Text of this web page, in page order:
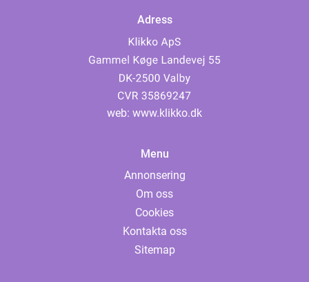
Adress
web: www.klikko.dk
Menu
Annonsering
Om oss
Cookies
Kontakta oss
Sitemap